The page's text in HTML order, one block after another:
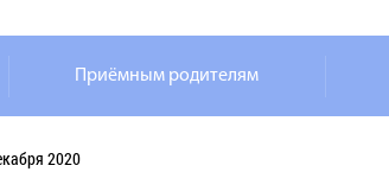
Приёмным родителям
2020